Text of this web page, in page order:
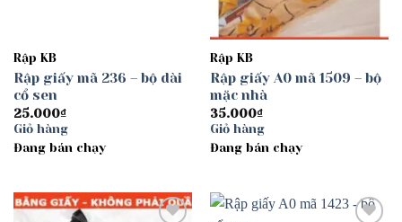
Rập KB
Rập giấy mã 236 – bộ dài
cổ sen
25.000₫
Giỏ hàng
Đang bán chạy
Rập KB
Rập giấy A0 mã 1509 – bộ
mặc nhà
35.000₫
Giỏ hàng
Đang bán chạy